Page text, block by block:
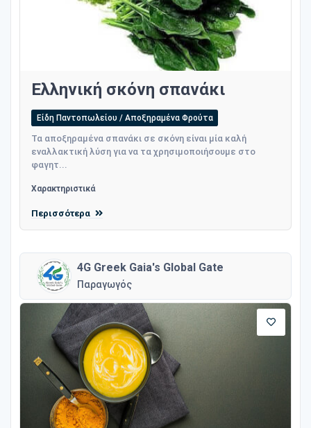
Ελληνική σκόνη σπανάκι
Είδη Παντοπωλείου / Αποξηραμένα Φρούτα
Τα αποξηραμένα σπανάκι σε σκόνη είναι μία καλή
εναλλακτική λύση για να τα χρησιμοποιήσουμε στο
φαγητ...
Χαρακτηριστικά
Περισσότερα
4G Greek Gaia's Global Gate
Παραγωγός